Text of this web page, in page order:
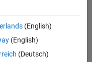
(English)
(English)
(Deutsch)